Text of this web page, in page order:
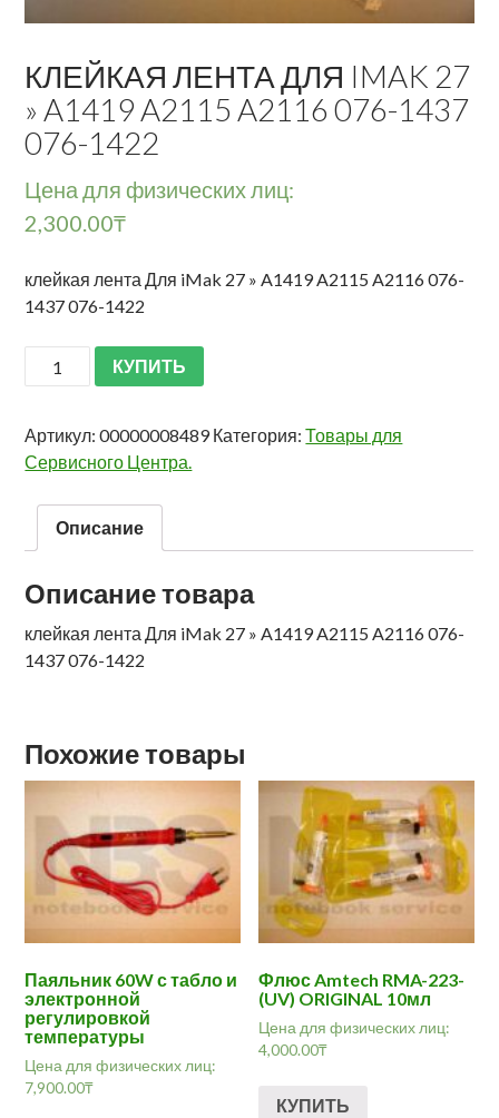
КЛЕЙКАЯ ЛЕНТА ДЛЯ IMAK 27
» A1419 A2115 A2116 076-1437
076-1422
Цена для физических лиц:
2,300.00₸
клейкая лента Для iMak 27 » A1419 A2115 A2116 076-
1437 076-1422
КУПИТЬ
Артикул:00000008489Категория:Товары для
Сервисного Центра.
Описание
Описание товара
клейкая лента Для iMak 27 » A1419 A2115 A2116 076-
1437 076-1422
Похожие товары
Паяльник 60W с табло и
электронной
регулировкой
температуры
Цена для физических лиц:
7,900.00₸
Флюс Amtech RMA-223-
(UV) ORIGINAL 10мл
Цена для физических лиц:
4,000.00₸
КУПИТЬ